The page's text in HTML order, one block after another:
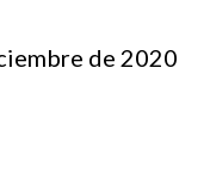
de 2020